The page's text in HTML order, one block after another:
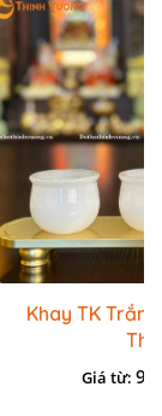
Khay TK
Giá từ: